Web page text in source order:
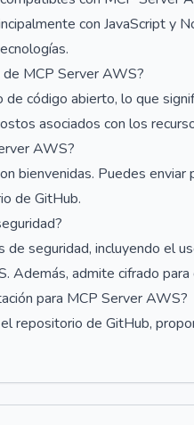
con JavaScript y
MCP Server AWS?
código abierto, lo que
asociados con los
AWS?
bienvenidas. Puedes
de GitHub.
de seguridad, incluyendo el
Además, admite cifrado
para MCP Server AWS?
repositorio de GitHub,